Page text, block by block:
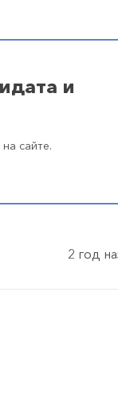
и
сайте.
2 год